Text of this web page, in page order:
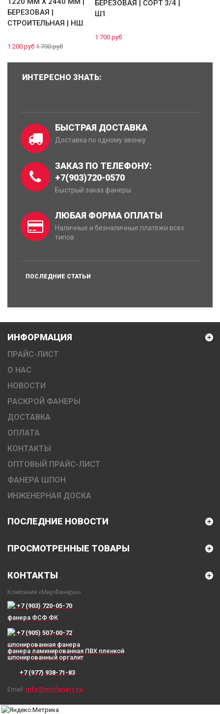
БЕРЕЗОВАЯ |
СТРОИТЕЛЬНАЯ | НШ
1 200 руб 1 700 руб
БЕРЕЗОВАЯ | СОРТ 3/4 |
Ш1
1 700 руб
ИНТЕРЕСНО ЗНАТЬ:
БЫСТРАЯ ДОСТАВКА
Доставка по одному звонку
ЗАКАЗ ПО ТЕЛЕФОНУ:
+7(903)720-0570
Быстрый заказ фанеры
ЛЮБАЯ ФОРМА ОПЛАТЫ
Наличные и безналичные платежи всех
типов
ПОСЛЕДНИЕ СТАТЬИ
ИНФОРМАЦИЯ
ПРАЙС-ЛИСТ
О НАС
НОВОСТИ
РАСКРОЙ ФАНЕРЫ
ДОСТАВКА
ОПЛАТА
КОНТАКТЫ
ОПТОВЫЙ ПРАЙС-ЛИСТ
ФАНЕРА ШПОН
ИНЖЕНЕРНАЯ ДОСКА
ПОСЛЕДНИЕ НОВОСТИ
ПРОСМОТРЕННЫЕ ТОВАРЫ
КОНТАКТЫ
Компания «МирФанеры»
+7 (903) 720-05-70
фанера ФСФ ФК
+7 (905) 507-00-72
шпонированная фанера
фанера ламинированная ПВХ пленкой
шпонированный оргалит
+7 (977) 938-71-83
Email: info@mirfaneri.ru